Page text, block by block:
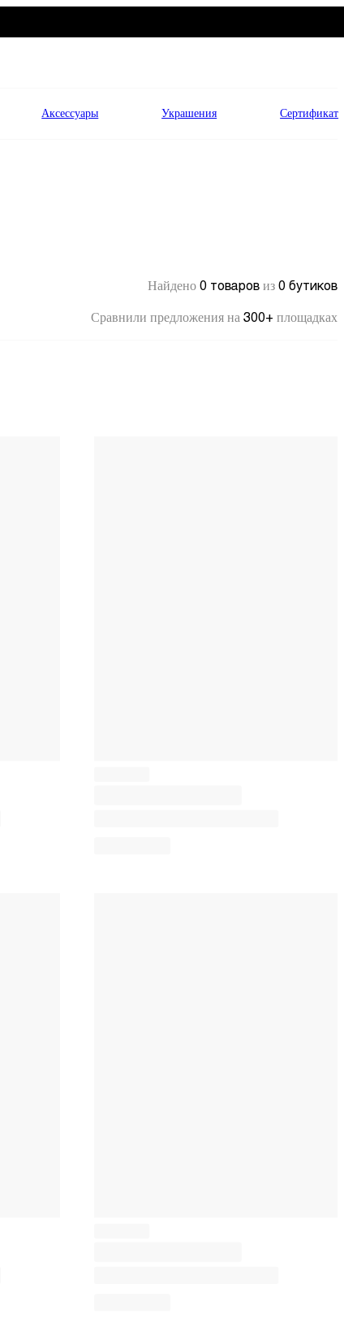
Аксессуары Украшения Сертификат
Найдено 0 товаров из 0 бутиков
Сравнили предложения на 300+ площадках